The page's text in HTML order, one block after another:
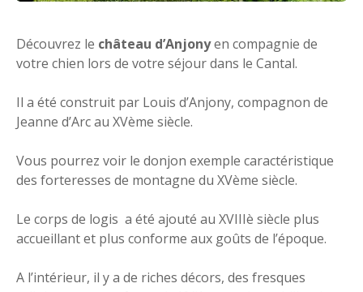
Découvrez le château d’Anjonyen compagnie de
votre chien lors de votre séjour dans le Cantal.
Il a été construit par Louis d’Anjony, compagnon de
Jeanne d’Arc au XVème siècle.
Vous pourrez voir le donjon exemple caractéristique
des forteresses de montagne du XVème siècle.
Le corps de logis a été ajouté au XVIIIè siècle plus
accueillant et plus conforme aux goûts de l’époque.
A l’intérieur, il y a de riches décors, des fresques